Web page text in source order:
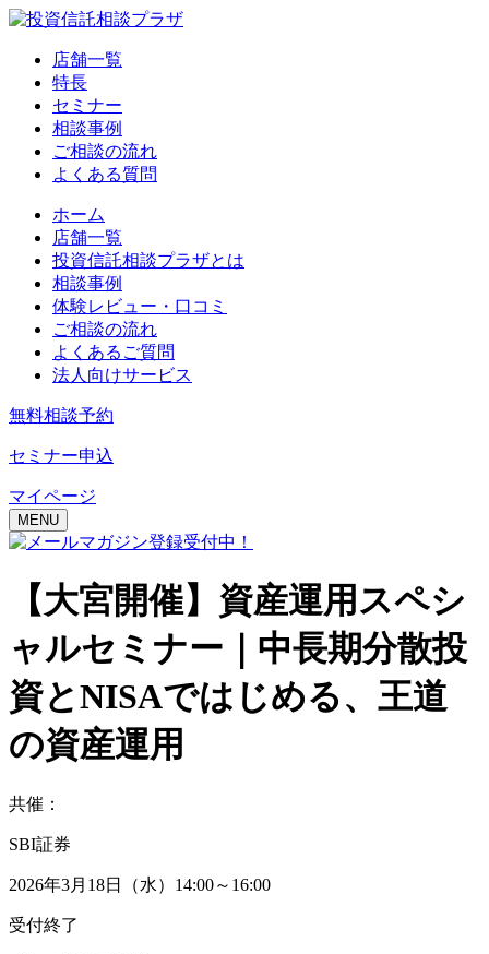
店舗一覧
特長
セミナー
相談事例
ご相談の流れ
よくある質問
ホーム
店舗一覧
投資信託相談プラザとは
相談事例
体験レビュー・口コミ
ご相談の流れ
よくあるご質問
法人向けサービス
無料相談予約
セミナー申込
マイページ
MENU
【大宮開催】 資産運用スペシ
ャルセミナー｜ 中長期分散投
資とNISAではじめる、王道
の資産運用
共催：
SBI証券
2026年3月18日（水）14:00～16:00
受付終了